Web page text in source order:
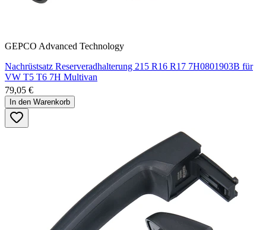
GEPCO Advanced Technology
Nachrüstsatz Reserveradhalterung 215 R16 R17 7H0801903B für
VW T5 T6 7H Multivan
79,05 €
In den Warenkorb